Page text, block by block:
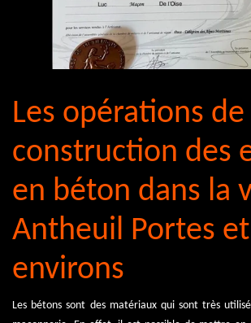
Les opérations de
construction des
en béton dans la
Antheuil Portes
environs
Les bétons sont des matériaux qui sont très